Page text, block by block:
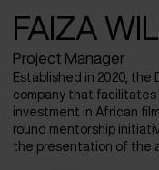
FAIZA
Project Manager
Established in 2020, the
company that
investment in African
round mentorship
the presentation of the